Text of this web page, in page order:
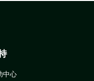
中心